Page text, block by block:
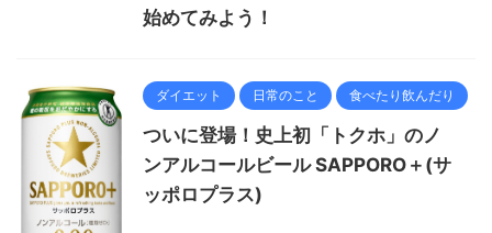
始めてみよう！
ダイエット 日常のこと 食べたり飲んだり
ついに登場！史上初「トクホ」のノ
ンアルコールビール SAPPORO＋(サ
ッポロプラス)